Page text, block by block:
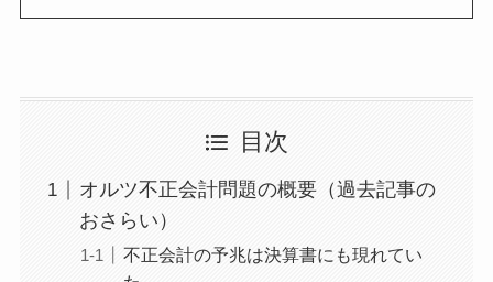
目次
オルツ不正会計問題の概要（過去記事の
おさらい）
不正会計の予兆は決算書にも現れてい